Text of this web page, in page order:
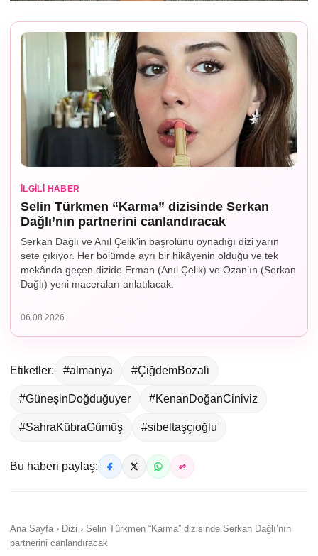
İLGILI HABER
Selin Türkmen “Karma” dizisinde Serkan
Dağlı’nın partnerini canlandıracak
Serkan Dağlı ve Anıl Çelik’in başrolünü oynadığı dizi yarın
sete çıkıyor. Her bölümde ayrı bir hikâyenin olduğu ve tek
mekânda geçen dizide Erman (Anıl Çelik) ve Ozan’ın (Serkan
Dağlı) yeni maceraları anlatılacak.
06.08.2026
Etiketler: #almanya #ÇiğdemBozali
#GüneşinDoğduğuyer #KenanDoğanCiniviz
#SahraKübraGümüş #sibeltaşçıoğlu
Bu haberi paylaş:
Ana Sayfa › Dizi › Selin Türkmen “Karma” dizisinde Serkan Dağlı’nın
partnerini canlandıracak